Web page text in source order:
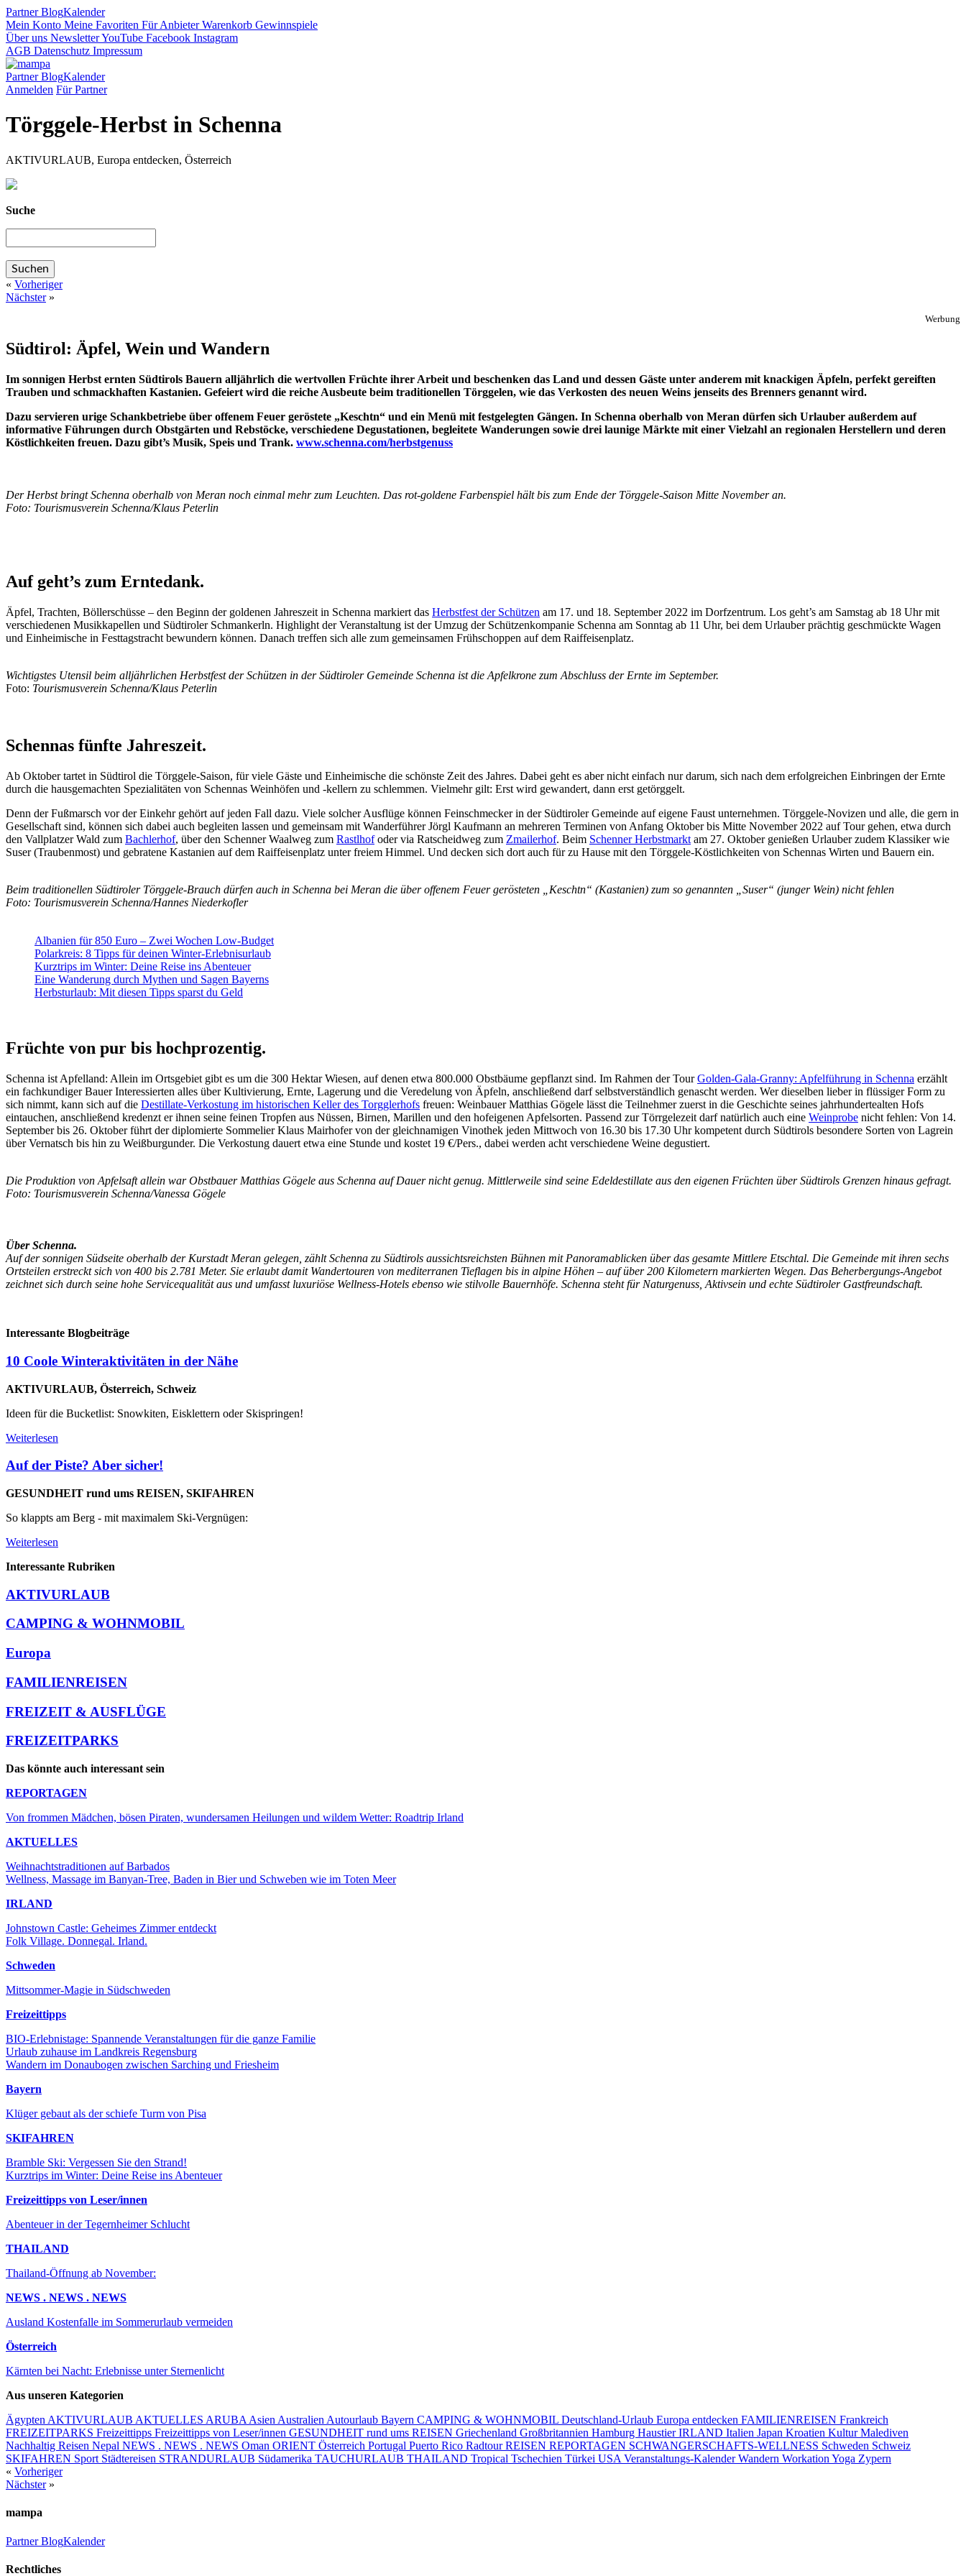
PartnerBlogKalender
Mein Konto Meine Favoriten Für AnbieterWarenkorb Gewinnspiele
Über uns NewsletterYouTube Facebook Instagram
AGB Datenschutz Impressum
PartnerBlogKalender
Anmelden Für Partner
Törggele-Herbst in Schenna
AKTIVURLAUB, Europa entdecken, Österreich
Suche
« Vorheriger
Nächster»
Werbung
Südtirol: Äpfel, Wein und Wandern
Im sonnigen Herbst ernten Südtirols Bauern alljährlich die wertvollen Früchte ihrer Arbeit und beschenken das Land und dessen Gäste unter anderem mit knackigen Äpfeln, perfekt gereiften
Trauben und schmackhaften Kastanien. Gefeiert wird die reiche Ausbeute beim traditionellen Törggelen, wie das Verkosten des neuen Weins jenseits des Brenners genannt wird.
Dazu servieren urige Schankbetriebe über offenem Feuer geröstete „Keschtn“ und ein Menü mit festgelegten Gängen. In Schenna oberhalb von Meran dürfen sich Urlauber außerdem auf
informative Führungen durch Obstgärten und Rebstöcke, verschiedene Degustationen, begleitete Wanderungen sowie drei launige Märkte mit einer Vielzahl an regionalen Herstellern und deren
Köstlichkeiten freuen. Dazu gibt’s Musik, Speis und Trank. www.schenna.com/herbstgenuss
Der Herbst bringt Schenna oberhalb von Meran noch einmal mehr zum Leuchten. Das rot-goldene Farbenspiel hält bis zum Ende der Törggele-Saison Mitte November an.
Foto: Tourismusverein Schenna/Klaus Peterlin
Auf geht’s zum Erntedank.
Äpfel, Trachten, Böllerschüsse – den Beginn der goldenen Jahreszeit in Schenna markiert das Herbstfest der Schützen am 17. und 18. September 2022 im Dorfzentrum. Los geht’s am Samstag ab 18 Uhr mit
verschiedenen Musikkapellen und Südtiroler Schmankerln. Highlight der Veranstaltung ist der Umzug der Schützenkompanie Schenna am Sonntag ab 11 Uhr, bei dem Urlauber prächtig geschmückte Wagen
und Einheimische in Festtagstracht bewundern können. Danach treffen sich alle zum gemeinsamen Frühschoppen auf dem Raiffeisenplatz.
Wichtigstes Utensil beim alljährlichen Herbstfest der Schützen in der Südtiroler Gemeinde Schenna ist die Apfelkrone zum Abschluss der Ernte im September.
Foto: Tourismusverein Schenna/Klaus Peterlin
Schennas fünfte Jahreszeit.
Ab Oktober tartet in Südtirol die Törggele-Saison, für viele Gäste und Einheimische die schönste Zeit des Jahres. Dabei geht es aber nicht einfach nur darum, sich nach dem erfolgreichen Einbringen der Ernte
durch die hausgemachten Spezialitäten von Schennas Weinhöfen und -kellern zu schlemmen. Vielmehr gilt: Erst wird gewandert, dann erst getörggelt.
Denn der Fußmarsch vor der Einkehr gehört auf jeden Fall dazu. Viele solcher Ausflüge können Feinschmecker in der Südtiroler Gemeinde auf eigene Faust unternehmen. Törggele-Novizen und alle, die gern in
Gesellschaft sind, können sich dabei auch begleiten lassen und gemeinsam mit Wanderführer Jörgl Kaufmann an mehreren Terminen von Anfang Oktober bis Mitte November 2022 auf Tour gehen, etwa durch
den Vallplatzer Wald zum Bachlerhof, über den Schenner Waalweg zum Rastlhofoder via Ratscheidweg zum Zmailerhof. Beim Schenner Herbstmarkt am 27. Oktober genießen Urlauber zudem Klassiker wie
Suser (Traubenmost) und gebratene Kastanien auf dem Raiffeisenplatz unter freiem Himmel. Und decken sich dort auch für zu Hause mit den Törggele-Köstlichkeiten von Schennas Wirten und Bauern ein.
Beim traditionellen Südtiroler Törggele-Brauch dürfen auch in Schenna bei Meran die über offenem Feuer gerösteten „Keschtn“ (Kastanien) zum so genannten „Suser“ (junger Wein) nicht fehlen
Foto: Tourismusverein Schenna/Hannes Niederkofler
Albanien für 850 Euro – Zwei Wochen Low-Budget
Polarkreis: 8 Tipps für deinen Winter-Erlebnisurlaub
Kurztrips im Winter: Deine Reise ins Abenteuer
Eine Wanderung durch Mythen und Sagen Bayerns
Herbsturlaub: Mit diesen Tipps sparst du Geld
Früchte von pur bis hochprozentig.
Schenna ist Apfelland: Allein im Ortsgebiet gibt es um die 300 Hektar Wiesen, auf denen etwa 800.000 Obstbäume gepflanzt sind. Im Rahmen der TourGolden-Gala-Granny: Apfelführung in Schenna erzählt
ein fachkundiger Bauer Interessierten alles über Kultivierung, Ernte, Lagerung und die Veredelung von Äpfeln, anschließend darf selbstverständlich genascht werden. Wer dieselben lieber in flüssiger Form zu
sich nimmt, kann sich auf die Destillate-Verkostung im historischen Keller des Torgglerhofs freuen: Weinbauer Matthias Gögele lässt die Teilnehmer zuerst in die Geschichte seines jahrhundertealten Hofs
eintauchen, anschließend kredenzt er ihnen seine feinen Tropfen aus Nüssen, Birnen, Marillen und den hofeigenen Apfelsorten. Passend zur Törrgelezeit darf natürlich auch eine Weinprobe nicht fehlen: Von 14.
September bis 26. Oktober führt der diplomierte Sommelier Klaus Mairhofer von der gleichnamigen Vinothek jeden Mittwoch von 16.30 bis 17.30 Uhr kompetent durch Südtirols besondere Sorten von Lagrein
über Vernatsch bis hin zu Weißburgunder. Die Verkostung dauert etwa eine Stunde und kostet 19 €/Pers., dabei werden acht verschiedene Weine degustiert.
Die Produktion von Apfelsaft allein war Obstbauer Matthias Gögele aus Schenna auf Dauer nicht genug. Mittlerweile sind seine Edeldestillate aus den eigenen Früchten über Südtirols Grenzen hinaus gefragt.
Foto: Tourismusverein Schenna/Vanessa Gögele
Über Schenna.
Auf der sonnigen Südseite oberhalb der Kurstadt Meran gelegen, zählt Schenna zu Südtirols aussichtsreichsten Bühnen mit Panoramablicken über das gesamte Mittlere Etschtal. Die Gemeinde mit ihren sechs
Ortsteilen erstreckt sich von 400 bis 2.781 Meter. Sie erlaubt damit Wandertouren von mediterranen Tieflagen bis in alpine Höhen – auf über 200 Kilometern markierten Wegen. Das Beherbergungs-Angebot
zeichnet sich durch seine hohe Servicequalität aus und umfasst luxuriöse Wellness-Hotels ebenso wie stilvolle Bauernhöfe. Schenna steht für Naturgenuss, Aktivsein und echte Südtiroler Gastfreundschaft.
Interessante Blogbeiträge
10 Coole Winteraktivitäten in der Nähe
AKTIVURLAUB, Österreich, Schweiz
Ideen für die Bucketlist: Snowkiten, Eisklettern oder Skispringen!
Weiterlesen
Auf der Piste? Aber sicher!
GESUNDHEIT rund ums REISEN, SKIFAHREN
So klappts am Berg - mit maximalem Ski-Vergnügen:
Weiterlesen
Interessante Rubriken
AKTIVURLAUB
CAMPING & WOHNMOBIL
Europa
FAMILIENREISEN
FREIZEIT & AUSFLÜGE
FREIZEITPARKS
Das könnte auch interessant sein
REPORTAGEN
Von frommen Mädchen, bösen Piraten, wundersamen Heilungen und wildem Wetter: Roadtrip Irland
AKTUELLES
Weihnachtstraditionen auf Barbados
Wellness, Massage im Banyan-Tree, Baden in Bier und Schweben wie im Toten Meer
IRLAND
Johnstown Castle: Geheimes Zimmer entdeckt
Folk Village. Donnegal. Irland.
Schweden
Mittsommer-Magie in Südschweden
Freizeittipps
BIO-Erlebnistage: Spannende Veranstaltungen für die ganze Familie
Urlaub zuhause im Landkreis Regensburg
Wandern im Donaubogen zwischen Sarching und Friesheim
Bayern
Klüger gebaut als der schiefe Turm von Pisa
SKIFAHREN
Bramble Ski: Vergessen Sie den Strand!
Kurztrips im Winter: Deine Reise ins Abenteuer
Freizeittipps von Leser/innen
Abenteuer in der Tegernheimer Schlucht
THAILAND
Thailand-Öffnung ab November:
NEWS . NEWS . NEWS
Ausland Kostenfalle im Sommerurlaub vermeiden
Österreich
Kärnten bei Nacht: Erlebnisse unter Sternenlicht
Aus unseren Kategorien
Ägypten AKTIVURLAUB AKTUELLES ARUBA Asien Australien Autourlaub Bayern CAMPING & WOHNMOBIL Deutschland-Urlaub Europa entdecken FAMILIENREISEN Frankreich
FREIZEITPARKS Freizeittipps Freizeittipps von Leser/innen GESUNDHEIT rund ums REISEN Griechenland Großbritannien Hamburg HaustierIRLAND Italien Japan Kroatien KulturMalediven
Nachhaltig Reisen Nepal NEWS . NEWS . NEWS Oman ORIENT Österreich Portugal Puerto Rico RadtourREISEN REPORTAGEN SCHWANGERSCHAFTS-WELLNESS Schweden Schweiz
SKIFAHREN Sport Städtereisen STRANDURLAUB Südamerika TAUCHURLAUB THAILAND Tropical Tschechien Türkei USA Veranstaltungs-KalenderWandern Workation Yoga Zypern
« Vorheriger
Nächster»
mampa
PartnerBlogKalender
Rechtliches